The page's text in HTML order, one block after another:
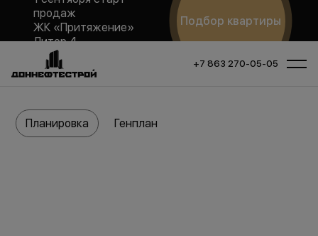
продаж
ЖК «Притяжение»
Литер 4
Подбор квартиры
+7 863 270-05-05
Планировка Генплан